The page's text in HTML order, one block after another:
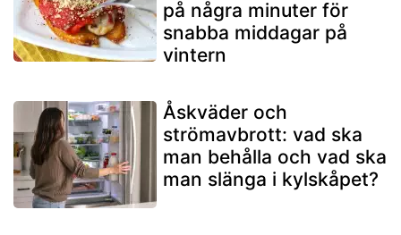
på några minuter för
snabba middagar på
vintern
Åskväder och
strömavbrott: vad ska
man behålla och vad ska
man slänga i kylskåpet?